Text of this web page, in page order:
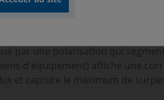
quasi-exclusif des indices. Le «
par une polarisation qui
d'équipement) affiche une
et capture le maximum de